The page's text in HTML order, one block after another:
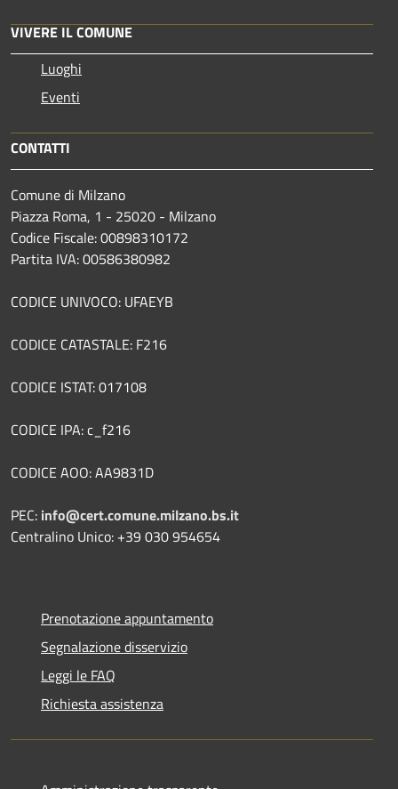
VIVERE IL COMUNE
Luoghi
Eventi
CONTATTI
Comune di Milzano
Piazza Roma, 1 - 25020 - Milzano
Codice Fiscale: 00898310172
Partita IVA: 00586380982
CODICE UNIVOCO: UFAEYB
CODICE CATASTALE: F216
CODICE ISTAT: 017108
CODICE IPA: c_f216
CODICE AOO: AA9831D
PEC: info@cert.comune.milzano.bs.it
Centralino Unico: +39 030 954654
Prenotazione appuntamento
Segnalazione disservizio
Leggi le FAQ
Richiesta assistenza